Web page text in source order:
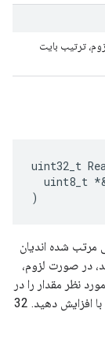
ترتیب بایت
uint32_t
uint8_t
)
بالقوه بدون تراز از مقدار 32 بیتی مرتب شده اندیان
در صورت لزوم،
نظر مقدار را در
ترتیب بایت های سیستم هدف قرار دهد، و نشانگر را با افزایش دهید. 32